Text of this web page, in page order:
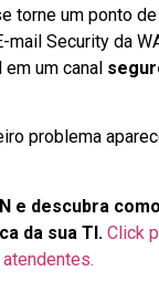
torne um ponto de
mail Security da
um canal
problema
e descubra
da sua TI. Click